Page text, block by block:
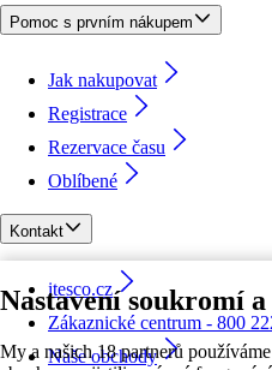
Nastavení soukromí a
My a našich 18 partnerů
Pomoc s prvním nákupem
Jak nakupovat
Registrace
Rezervace času
Oblíbené
Kontakt
itesco.cz
Zákaznické centrum - 800
Naše obchody